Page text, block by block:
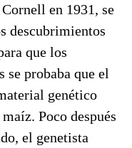
en 1931, se
descubrimientos
que los
se probaba que el
genético
Poco después
el genetista